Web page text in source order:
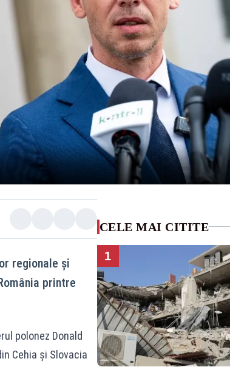
regionale și
printre
polonez Donald
Cehia și Slovacia
CELE MAI CITITE
1